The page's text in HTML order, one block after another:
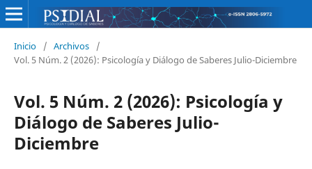
Inicio / Archivos
/
Vol. 5 Núm. 2 (2026): Psicología y Diálogo de Saberes Julio-Diciembre
Vol. 5 Núm. 2 (2026): Psicología y
Diálogo de Saberes Julio-
Diciembre